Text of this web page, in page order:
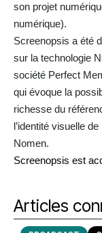
son projet
numérique).
Screenopsis a été
sur la technologie
société Perfect
qui évoque la
richesse du
l’identité visuelle
Nomen.
Screenopsis est
Articles